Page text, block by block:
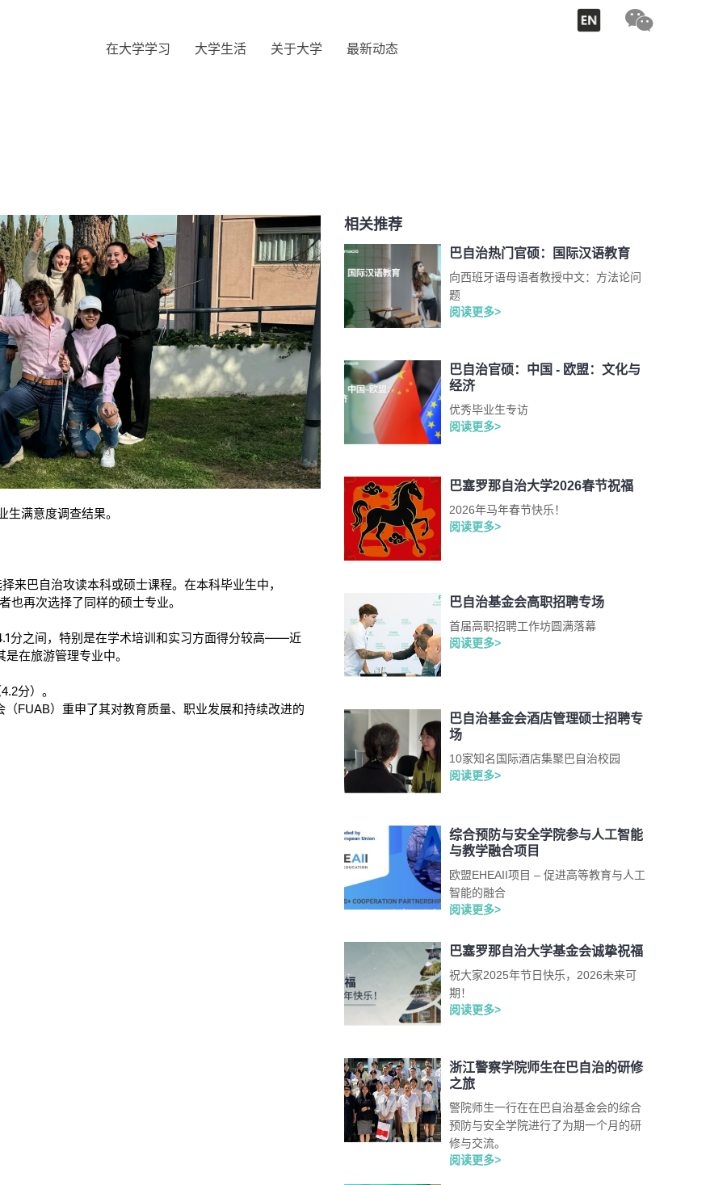
在大学学习 大学生活 关于大学 最新动态
生满意度调查结果。
来巴自治攻读本科或硕士课程。在本科毕业生中，
也再次选择了同样的硕士专业。
分之间，特别是在学术培训和实习方面得分较高——近
在旅游管理专业中。
4.2分）。
（FUAB）重申了其对教育质量、职业发展和持续改进的
相关推荐
巴自治热门官硕：国际汉语教育
向西班牙语母语者教授中文：方法论问
题
阅读更多>
巴自治官硕：中国 - 欧盟：文化与
经济
优秀毕业生专访
阅读更多>
巴塞罗那自治大学2026春节祝福
2026年马年春节快乐！
阅读更多>
巴自治基金会高职招聘专场
首届高职招聘工作坊圆满落幕
阅读更多>
巴自治基金会酒店管理硕士招聘专
场
10家知名国际酒店集聚巴自治校园
阅读更多>
综合预防与安全学院参与人工智能
与教学融合项目
欧盟EHEAII项目 – 促进高等教育与人工
智能的融合
阅读更多>
巴塞罗那自治大学基金会诚挚祝福
祝大家2025年节日快乐，2026未来可
期！
阅读更多>
浙江警察学院师生在巴自治的研修
之旅
警院师生一行在在巴自治基金会的综合
预防与安全学院进行了为期一个月的研
修与交流。
阅读更多>